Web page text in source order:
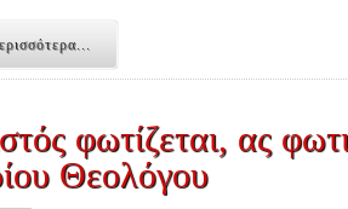
φωτίζεται, ας
Θεολόγου